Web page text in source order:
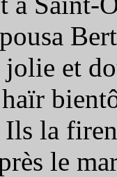
et
la
le